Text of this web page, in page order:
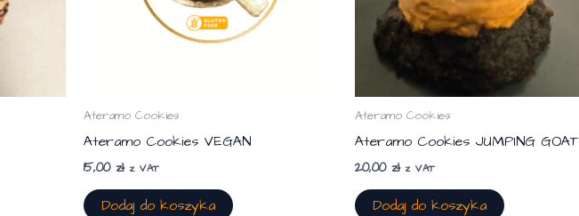
Ateramo Cookies
Ateramo Cookies VEGAN
15,00 zł z VAT
Dodaj do koszyka
Ateramo Cookies
Ateramo Cookies JUMPING GOAT
20,00 zł z VAT
Dodaj do koszyka